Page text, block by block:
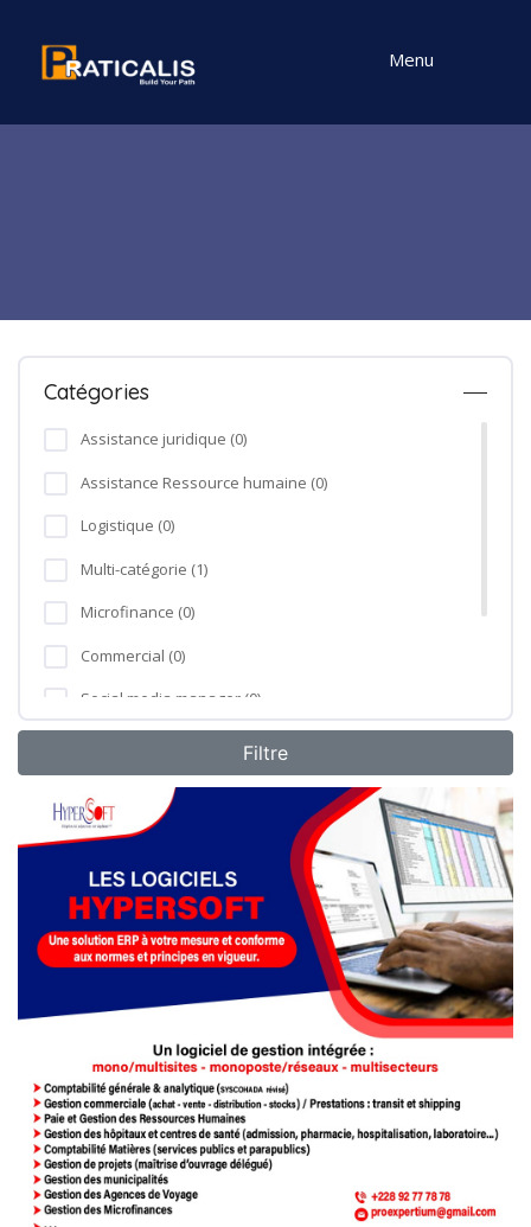
Menu
Catégories
Assistance juridique (0)
Assistance Ressource humaine (0)
Logistique (0)
Multi-catégorie (1)
Microfinance (0)
Commercial (0)
Social media manager (0)
Formation professionnelle (0)
Agro-industrie (0)